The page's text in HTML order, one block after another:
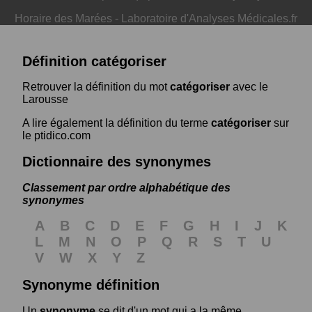
Horaire des Marées - Laboratoire d'Analyses Médicales.fr
Définition catégoriser
Retrouver la définition du motcatégoriser avec le
Larousse
A lire également la définition du terme catégoriser sur
le ptidico.com
Dictionnaire des synonymes
Classement par ordre alphabétique des
synonymes
A B C D E F G H I J
K
L
M N O P Q R S T
U
V
W X Y
Z
Synonyme définition